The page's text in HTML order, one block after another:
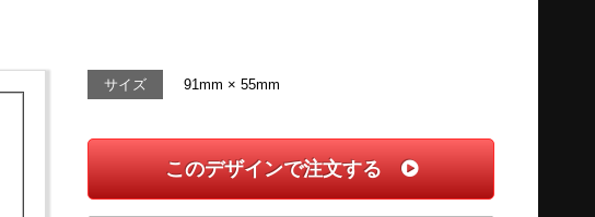
サイズ 91mm × 55mm
このデザインで注文する